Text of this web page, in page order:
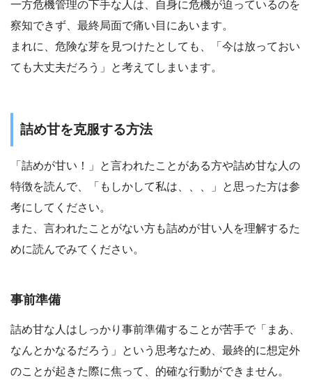
一方危機管理の下手な人は、自身に危機が迫っているのを
察知できず、最終局面で痛い目にあいます。
まれに、危険な芽を見つけたとしても、「今は放っておい
ても大丈夫だろう」と考えてしまいます。
詰め甘を克服する方法
「詰めが甘い！」と言われたことがある方や詰め甘な人の
特徴を読んで、「もしかして私は、、、」と思った方は参
考にしてください。
また、言われたことがない方も詰めが甘い人を理解するた
めに読んでみてください。
事前準備
詰め甘な人はしっかり事前準備することが苦手で「まあ、
なんとかなるだろう」という思考なため、最終的に想定外
のことが起きた際に焦って、的確な行動ができません。